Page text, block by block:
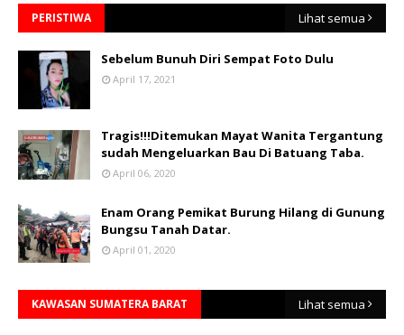
PERISTIWA Lihat semua
Sebelum Bunuh Diri Sempat Foto Dulu
April 17, 2021
Tragis!!!Ditemukan Mayat Wanita Tergantung
sudah Mengeluarkan Bau Di Batuang Taba.
April 06, 2020
Enam Orang Pemikat Burung Hilang di Gunung
Bungsu Tanah Datar.
April 01, 2020
KAWASAN SUMATERA BARAT Lihat semua